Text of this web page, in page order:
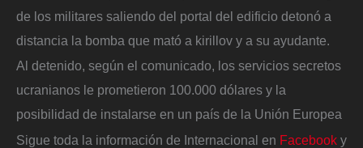
de los militares saliendo del portal del edificio detonó a
distancia la bomba que mató a kirillov y a su ayudante.
Al detenido, según el comunicado, los servicios secretos
ucranianos le prometieron 100.000 dólares y la
posibilidad de instalarse en un país de la Unión Europea
Sigue toda la información de Internacional en Facebook y